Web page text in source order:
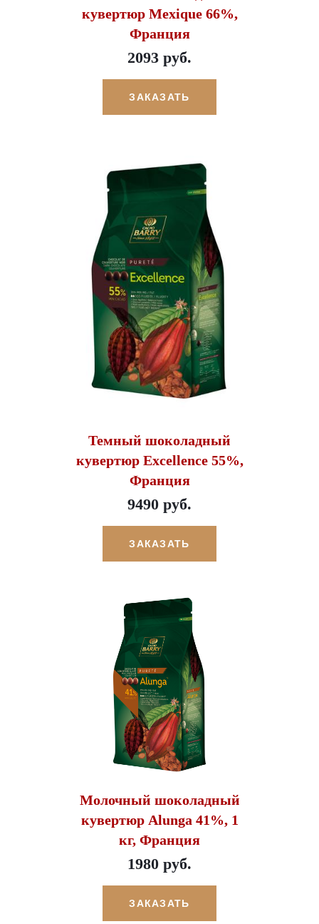
кувертюр Mexique 66%,
Франция
2093 руб.
ЗАКАЗАТЬ
Темный шоколадный
кувертюр Excellence 55%,
Франция
9490 руб.
ЗАКАЗАТЬ
Молочный шоколадный
кувертюр Alunga 41%, 1
кг, Франция
1980 руб.
ЗАКАЗАТЬ